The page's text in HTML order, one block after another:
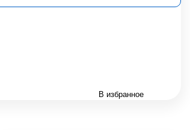
В избранное